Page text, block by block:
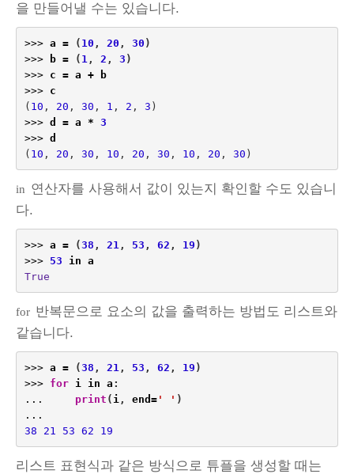
을 만들어낼 수는 있습니다.
>>> a = ( 10 , 20 , 30 )
>>>
b = ( 1 , 2 , 3 )
>>>
c = a +
b
>>>
c
( 10 , 20 , 30 , 1 , 2 , 3 )
>>> d = a * 3
>>> d
( 10 , 20 , 30 , 10 , 20 , 30 , 10 , 20 , 30 )
in 연산자를 사용해서 값이 있는지 확인할 수도 있습니
다.
>>> a = (38 , 21 , 53 , 62 , 19 )
>>>
53 in a
True
for 반복문으로 요소의 값을 출력하는 방법도 리스트와
같습니다.
>>> a = (38 , 21 , 53 , 62 , 19 )
>>>
for i in a :
...
print ( i , end =' ' )
...
38
21 53 62 19
리스트 표현식과 같은 방식으로 튜플을 생성할 때는